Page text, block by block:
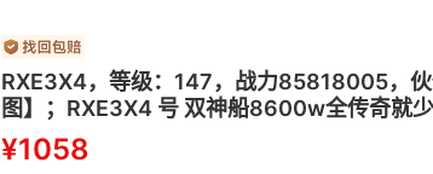
RXE3X4，等级：147，战力85818005，
图】；RXE3X4 号 双神船8600w全传奇就
斗皮肤，索隆世界特效地狱刀鸣，凯多大龙皮
¥1058